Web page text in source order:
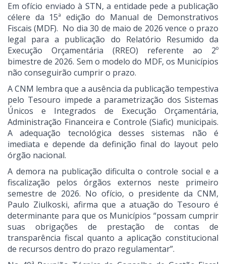
Em ofício enviado à STN, a entidade pede a publicação
célere da 15ª edição do Manual de Demonstrativos
Fiscais (MDF). No dia 30 de maio de 2026 vence o prazo
legal para a publicação do Relatório Resumido da
Execução Orçamentária (RREO) referente ao 2º
bimestre de 2026. Sem o modelo do MDF, os Municípios
não conseguirão cumprir o prazo.
A CNM lembra que a ausência da publicação tempestiva
pelo Tesouro impede a parametrização dos Sistemas
Únicos e Integrados de Execução Orçamentária,
Administração Financeira e Controle (Siafic) municipais.
A adequação tecnológica desses sistemas não é
imediata e depende da definição final do layout pelo
órgão nacional.
A demora na publicação dificulta o controle social e a
fiscalização pelos órgãos externos neste primeiro
semestre de 2026. No ofício, o presidente da CNM,
Paulo Ziulkoski, afirma que a atuação do Tesouro é
determinante para que os Municípios “possam cumprir
suas obrigações de prestação de contas de
transparência fiscal quanto a aplicação constitucional
de recursos dentro do prazo regulamentar”.